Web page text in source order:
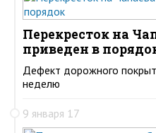
Перекресток на
приведен в
Дефект дорожного
неделю
9 января 17